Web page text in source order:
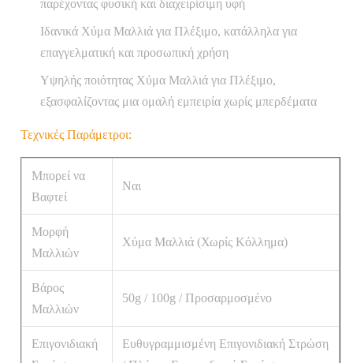
παρέχοντας φυσική και διαχειρίσιμη υφή
Ιδανικά Χύμα Μαλλιά για Πλέξιμο, κατάλληλα για
επαγγελματική και προσωπική χρήση
Υψηλής ποιότητας Χύμα Μαλλιά για Πλέξιμο,
εξασφαλίζοντας μια ομαλή εμπειρία χωρίς μπερδέματα
Τεχνικές Παράμετροι:
Μπορεί να
Βαφτεί
Ναι
Μορφή
Μαλλιών
Χύμα Μαλλιά (Χωρίς Κόλλημα)
Βάρος
Μαλλιών
50g / 100g / Προσαρμοσμένο
Επιγονιδιακή
Ευθυγραμμισμένη Επιγονιδιακή Στρώση